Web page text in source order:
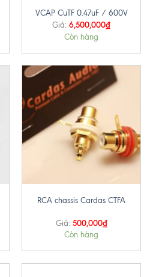
VCAP CuTF 0.47uF / 600V
Giá: 6,500,000₫
Còn hàng
RCA chassis Cardas CTFA
Giá: 500,000₫
Còn hàng